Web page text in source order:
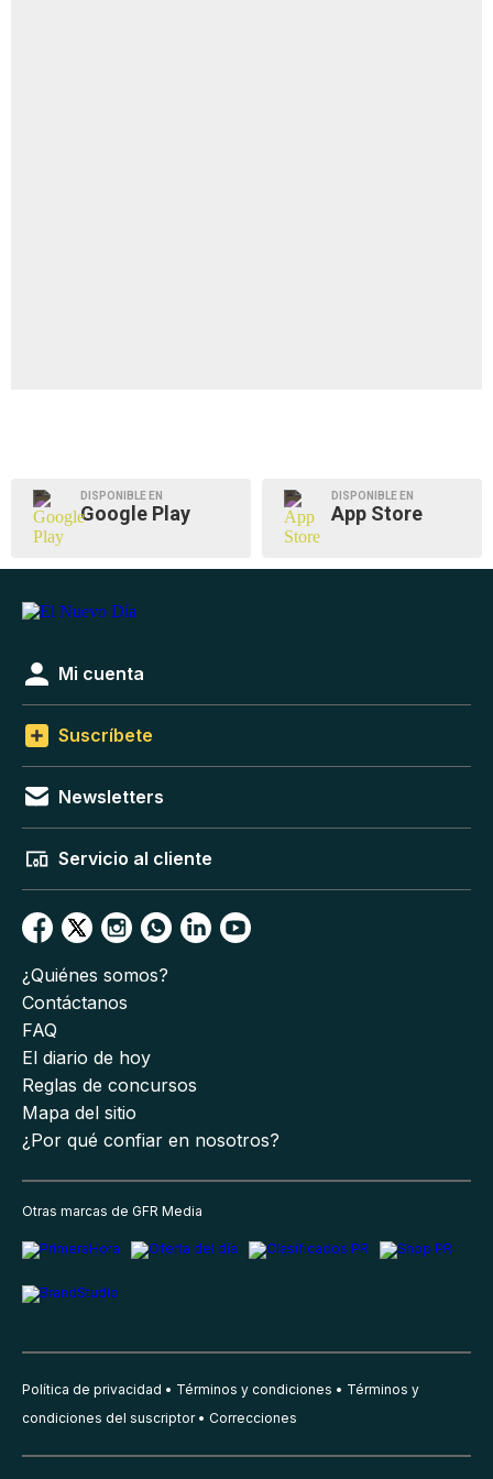
DISPONIBLE EN
Google Play
DISPONIBLE EN
App Store
Mi cuenta
Suscríbete
Newsletters
Servicio al cliente
¿Quiénes somos?
Contáctanos
FAQ
El diario de hoy
Reglas de concursos
Mapa del sitio
¿Por qué confiar en nosotros?
Otras marcas de GFR Media
Política de privacidad Términos y condiciones
Términos y
condiciones del suscriptor
Correcciones